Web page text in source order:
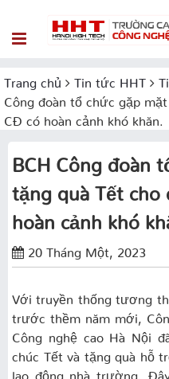
Trang chủ Tin tức HHT
Công đoàn tổ chức gặp
CĐ có hoàn cảnh khó khăn.
BCH Công đoàn
tặng quà Tết cho
hoàn cảnh khó
20 Tháng Một, 2023
Với truyền thống tương
trước thềm năm mới,
Công nghệ cao Hà Nội
chúc Tết và tặng quà hỗ
lao động nhà trường.